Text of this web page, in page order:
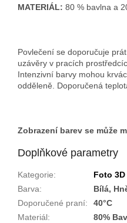
MATERIÁL: 80 % bavlna a
Povlečení se doporučuje
uzávěry v pracích
Intenzivní barvy mohou
odděleně. Doporučená
Zobrazení barev se může
Doplňkové parametry
Kategorie:
Foto
Barva:
Bílá,
Doporučené praní:
40°C
Materiál:
80%